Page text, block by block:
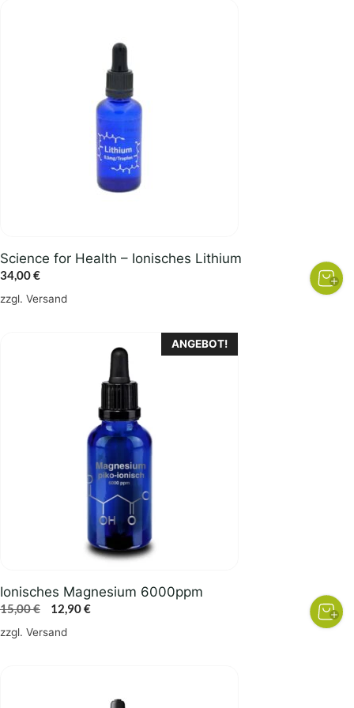
Science for Health – Ionisches Lithium
34,00€
zzgl. Versand
ANGEBOT!
Ionisches Magnesium 6000ppm
15,00€
Ursprünglicher
Preis
12,90€Aktueller
zzgl. Versand